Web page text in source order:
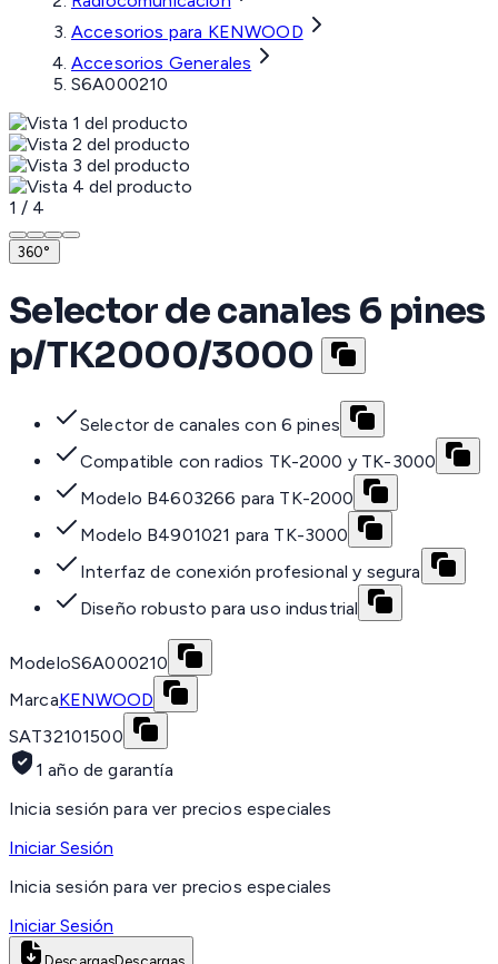
Accesorios para KENWOOD
Accesorios Generales
S6A000210
1 / 4
360°
Selector de canales 6 pines
p/TK2000/3000
Selector de canales con 6 pines
Compatible con radios TK-2000 y TK-3000
Modelo B4603266 para TK-2000
Modelo B4901021 para TK-3000
Interfaz de conexión profesional y segura
Diseño robusto para uso industrial
ModeloS6A000210
MarcaKENWOOD
SAT32101500
1 año de garantía
Inicia sesión para ver precios especiales
Iniciar Sesión
Inicia sesión para ver precios especiales
Iniciar Sesión